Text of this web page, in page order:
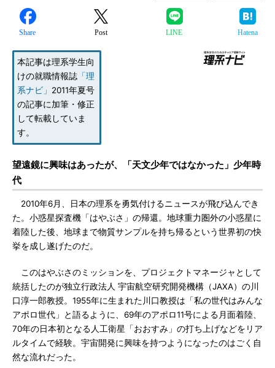
Share Post LINE Hatena
本記事は理系学生向
けの就職情報誌 「理
系ナビ」 2011年夏号
の記事に加筆・修正
して転載していま
す。
望遠鏡に興味はあったが、「天文少年ではなかった」少年時
代
2010年6月、日本の理系を勇気付けるニュースが飛び込んでき
た。小惑星探査機「はやぶさ」の帰還。地球重力圏外の小惑星に
着陸した後、地球まで物質サンプルを持ち帰るという世界初の快
挙を成し遂げたのだ。
このはやぶさのミッションを、プロジェクトマネージャとして
統括したのが独立行政法人 宇宙航空研究開発機構（JAXA）の川
口淳一郎教授。1955年に生まれた川口教授は「私の世代はみんな
アポロ世代」と語るように、69年のアポロ11号による月面着陸、
70年の日本初となる人工衛星「おおすみ」の打ち上げなどをリア
ルタイムで経験。宇宙開発に興味を持つようになったのはごく自
然な流れだった。